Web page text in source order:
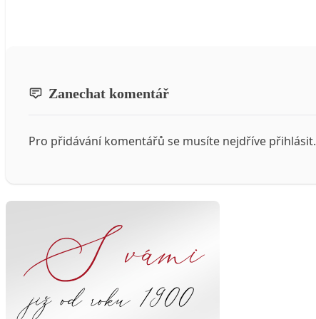
Zanechat komentář
Pro přidávání komentářů se musíte nejdříve přihlásit.